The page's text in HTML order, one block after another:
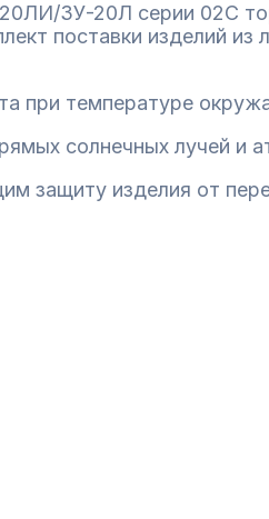
ЗУ-20Л серии 02С
поставки изделий из
при температуре
солнечных лучей и
защиту изделия от